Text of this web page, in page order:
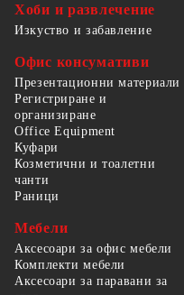
Хоби и развлечение
Изкуство и забавление
Офис консумативи
Презентационни материали
Регистриране и
организиране
Office Equipment
Куфари
Козметични и тоалетни
чанти
Раници
Мебели
Аксесоари за офис мебели
Комплекти мебели
Аксесоари за паравани за